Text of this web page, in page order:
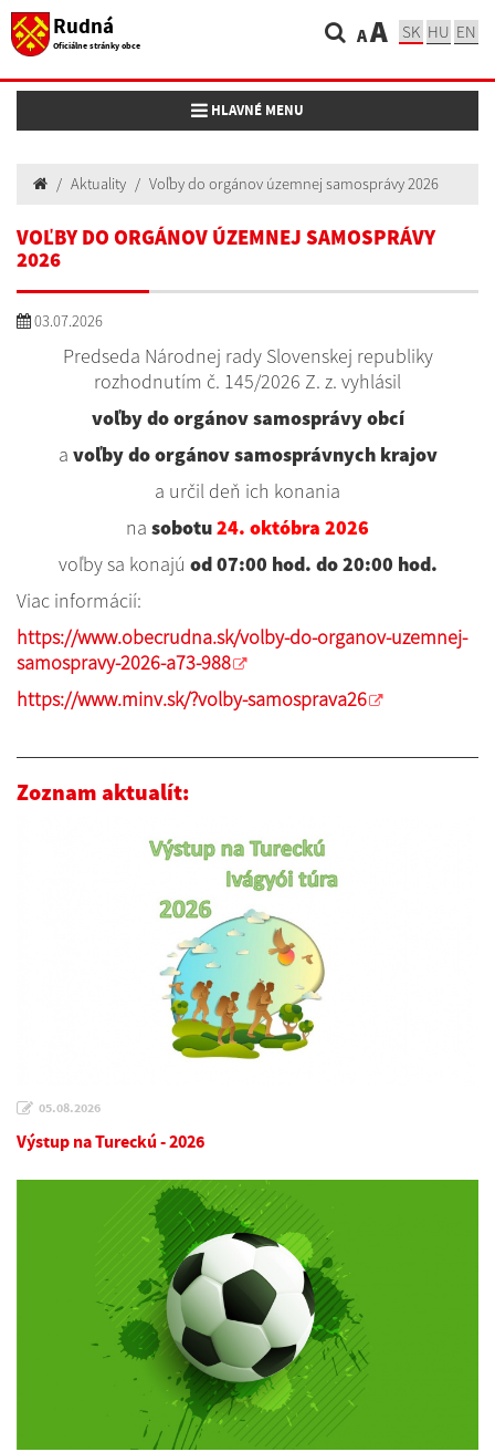
Rudná
Oficiálne stránky obce AA SK HU EN
Toggle navigation
HLAVNÉ MENU
Aktuality Voľby do orgánov územnej samosprávy 2026
VOĽBY DO ORGÁNOV ÚZEMNEJ SAMOSPRÁVY
2026
03.07.2026
Predseda Národnej rady Slovenskej republiky
rozhodnutím č. 145/2026 Z. z. vyhlásil
voľby do orgánov samosprávy obcí
a voľby do orgánov samosprávnych krajov
a určil deň ich konania
na sobotu24. októbra 2026
voľby sa konajú od 07:00 hod. do 20:00 hod.
Viac informácií:
https://www.obecrudna.sk/volby-do-organov-uzemnej-
samospravy-2026-a73-988
https://www.minv.sk/?volby-samosprava26
Zoznam aktualít:
05.08.2026
Výstup na Tureckú - 2026